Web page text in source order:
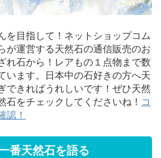
を目指して！ネットショップコム
が運営する天然石の通信販売のお
れ石から！レアもの１点物まで数
います。日本中の石好きの方へ天
できればうれしいです！ぜひ天然
石をチェックしてくださいね！ コ
認！
番天然石を語る